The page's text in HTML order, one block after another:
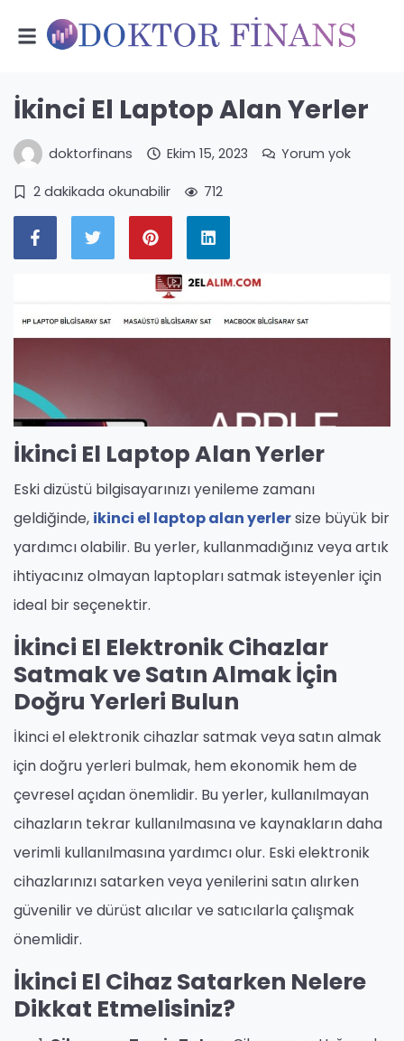
İkinci El Laptop Alan Yerler
doktorfinans Ekim 15, 2023 Yorum yok
2 dakikada okunabilir 712
İkinci El Laptop Alan Yerler
Eski dizüstü bilgisayarınızı yenileme zamanı
geldiğinde, ikinci el laptop alan yerlersize büyük bir
yardımcı olabilir. Bu yerler, kullanmadığınız veya artık
ihtiyacınız olmayan laptopları satmak isteyenler için
ideal bir seçenektir.
İkinci El Elektronik Cihazlar
Satmak ve Satın Almak İçin
Doğru Yerleri Bulun
İkinci el elektronik cihazlar satmak veya satın almak
için doğru yerleri bulmak, hem ekonomik hem de
çevresel açıdan önemlidir. Bu yerler, kullanılmayan
cihazların tekrar kullanılmasına ve kaynakların daha
verimli kullanılmasına yardımcı olur. Eski elektronik
cihazlarınızı satarken veya yenilerini satın alırken
güvenilir ve dürüst alıcılar ve satıcılarla çalışmak
önemlidir.
İkinci El Cihaz Satarken Nelere
Dikkat Etmelisiniz?